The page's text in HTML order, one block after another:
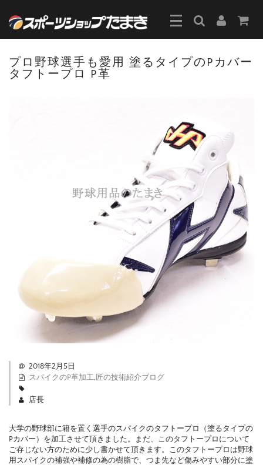
プロ野球選手も愛用 塗るタイプのPカバー
タフトープロ P革
2018年2月5日
スパイクのP革加工, 匠の技術紹介ブログ
店長
大学の野球部に籍を置く選手のスパイクのタフトープロ（塗るタイプの
Pカバー）を加工させて頂きました。まだ、このタフトープロについて
ご存じない方のために少し書かせて頂きます。このタフトープロは野球
用スパイクの補強や補修の為の樹脂で、つま先など傷みやすい部分に塗